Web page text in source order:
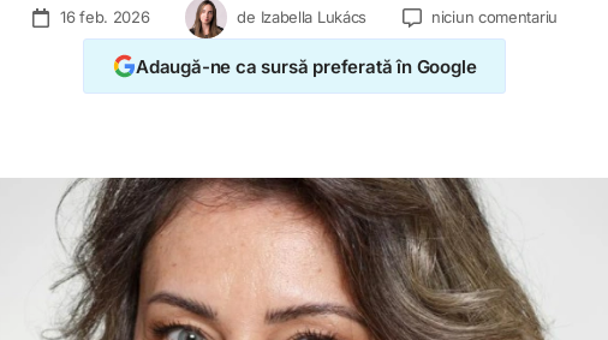
16 feb. 2026 de Izabella Lukács niciun comentariu
Adaugă-ne ca sursă preferată în Google